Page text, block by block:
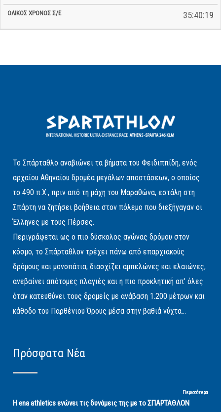
35:40:19
Το Σπάρταθλο αναβιώνει τα βήματα του Φειδιππίδη, ενός
αρχαίου Αθηναίου δρομέα μεγάλων αποστάσεων, ο οποίος
το 490 π.Χ., πριν από τη μάχη του Μαραθώνα, εστάλη στη
Σπάρτη να ζητήσει βοήθεια στον πόλεμο που διεξήγαγαν οι
Έλληνες με τους Πέρσες.
Περιγράφεται ως ο πιο δύσκολος αγώνας δρόμου στον
κόσμο, το Σπάρταθλον τρέχει πάνω από επαρχιακούς
δρόμους και μονοπάτια, διασχίζει αμπελώνες και ελαιώνες,
ανεβαίνει απότομες πλαγιές και η πιο προκλητική απ' όλες
όταν κατευθύνει τους δρομείς με ανάβαση 1.200 μέτρων και
κάθοδο του Παρθένιου Όρους μέσα στην βαθιά νύχτα...
Πρόσφατα Νέα
Περισσότερα
Η ena athletics ενώνει τις δυνάμεις της με το ΣΠΑΡΤΑΘΛΟΝ